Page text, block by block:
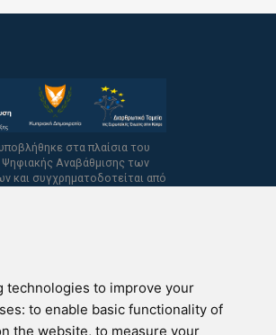
technologies to improve your
to enable basic functionality of
the website, to measure your
στα πλαίσια του
Αναβάθμισης των
και συγχρηματοδοτείται από